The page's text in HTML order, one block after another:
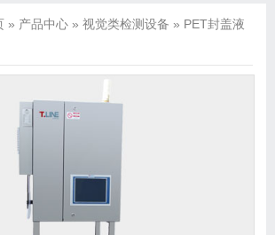
» 产品中心 » 视觉类检测设备 » PET封盖液